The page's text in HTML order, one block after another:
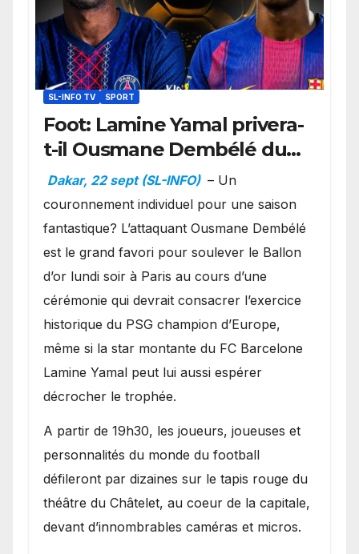
SL-INFO TV SPORT
Foot: Lamine Yamal privera-
t-il Ousmane Dembélé du
Ballon d’or ?
Dakar, 22 sept (SL-INFO) – Un
couronnement individuel pour une saison
fantastique? L’attaquant Ousmane Dembélé
est le grand favori pour soulever le Ballon
d’or lundi soir à Paris au cours d’une
cérémonie qui devrait consacrer l’exercice
historique du PSG champion d’Europe,
même si la star montante du FC Barcelone
Lamine Yamal peut lui aussi espérer
décrocher le trophée.
A partir de 19h30, les joueurs, joueuses et
personnalités du monde du football
défileront par dizaines sur le tapis rouge du
théâtre du Châtelet, au coeur de la capitale,
devant d’innombrables caméras et micros.